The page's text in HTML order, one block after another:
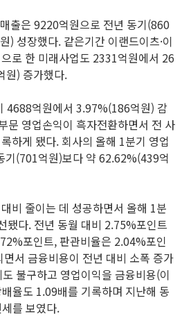
출은 9220억원으로 전년 동기(860
) 성장했다. 같은기간 이랜드이츠·이
로 한 미래사업도 2331억원에서 26
원) 증가했다.
4688억원에서 3.97%(186억원) 감
문 영업손익이 흑자전환하면서 전 사
하게 됐다. 회사의 올해 1분기 영업
기(701억원)보다 약 62.62%(439억
비 줄이는 데 성공하면서 올해 1분
됐다. 전년 동월 대비 2.75%포인트
포인트, 판관비율은 2.04%포인
서 금융비용이 전년 대비 소폭 증가
불구하고 영업이익을 금융비용(이
율도 1.09배를 기록하며 지난해 동
를 보였다.